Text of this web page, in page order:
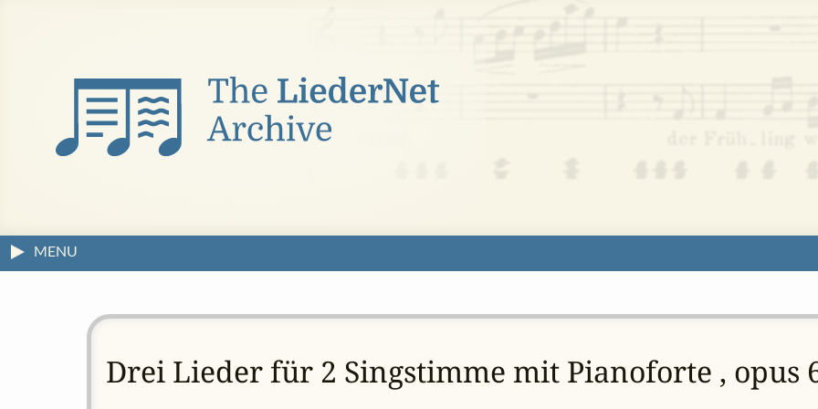
MENU
Drei Lieder für 2 Singstimme mit Pianoforte , opus